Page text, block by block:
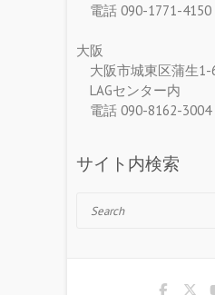
電話 090-1771-4150
大阪
大阪市城東区蒲生1-
LAGセンター内
電話 090-8162-3004
サイト内検索
Search